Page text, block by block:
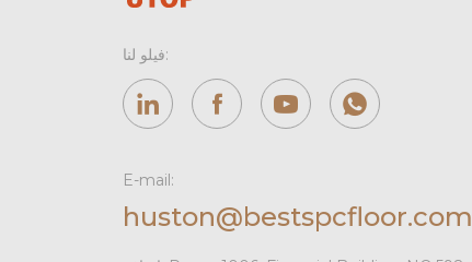
فيلو لنا:
E-mail:
huston@bestspcfloor.com